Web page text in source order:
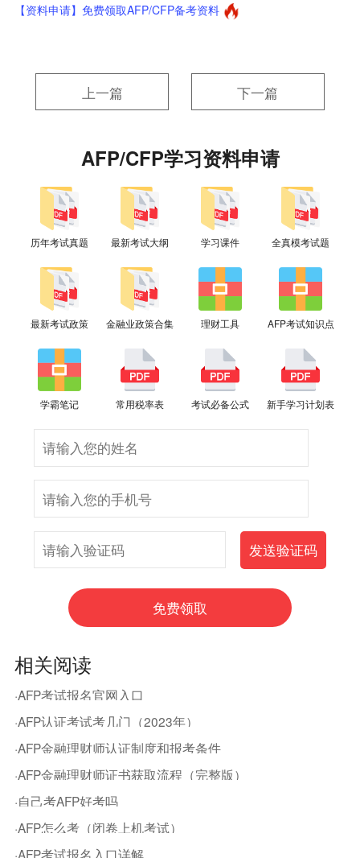
【资料申请】免费领取AFP/CFP备考资料
上一篇 下一篇
AFP/CFP学习资料申请
历年考试真题 最新考试大纲 学习课件 全真模考试题
最新考试政策 金融业政策合集 理财工具 AFP考试知识点
学霸笔记 常用税率表 考试必备公式 新手学习计划表
相关阅读
·AFP考试报名官网入口
·AFP认证考试考几门（2023年）
·AFP金融理财师认证制度和报考条件
·AFP金融理财师证书获取流程（完整版）
·自己考AFP好考吗
·AFP怎么考（闭卷上机考试）
·AFP考试报名入口详解